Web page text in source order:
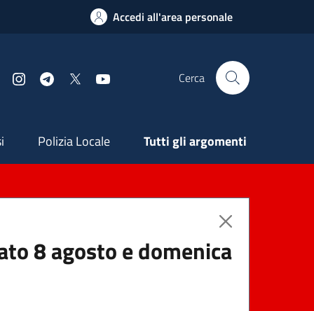
Accedi all'area personale
InstagramTelegram Cerca
Polizia Locale Tutti gli argomenti
8 agosto e domenica